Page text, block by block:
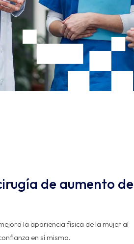
de aumento de
la apariencia física de la mujer al
en sí misma.